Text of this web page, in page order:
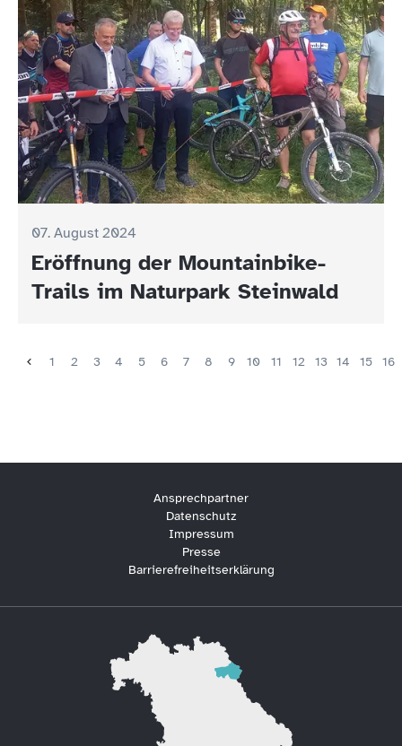
07. August 2024
Eröffnung der Mountainbike-
Trails im Naturpark Steinwald
1 2 3 4 5 6 7 8 9 10 11 12 13 14 15 16
Ansprechpartner
Datenschutz
Impressum
Presse
Barrierefreiheitserklärung